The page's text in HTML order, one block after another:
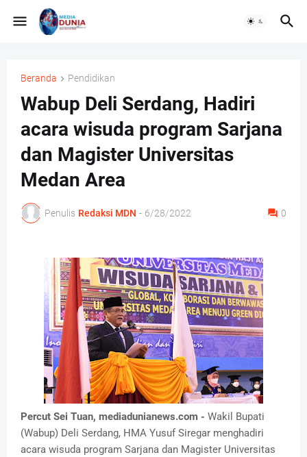
Beranda Pendidikan
Wabup Deli Serdang, Hadiri
acara wisuda program Sarjana
dan Magister Universitas
Medan Area
Penulis Redaksi MDN - 6/28/2022 0
Percut Sei Tuan, mediadunianews.com - Wakil Bupati
(Wabup) Deli Serdang, HMA Yusuf Siregar menghadiri
acara wisuda program Sarjana dan Magister Universitas